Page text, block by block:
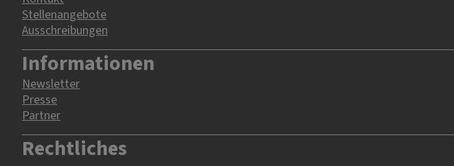
Stellenangebote
Ausschreibungen
Informationen
Newsletter
Presse
Partner
Rechtliches